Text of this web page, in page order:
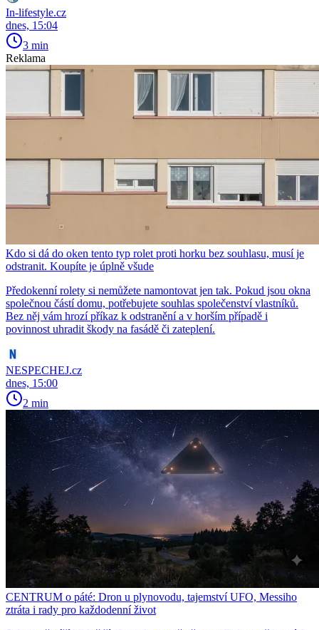
In-lifestyle.cz
dnes, 15:04
3 min
Reklama
Kdo si dá do oken tento typ rolet proti horku bez souhlasu, musí je
odstranit. Koupíte je úplně všude
Předokenní rolety si nemůžete namontovat jen tak. Pokud jsou okna
společnou částí domu, potřebujete souhlas společenství vlastníků.
Bez něj vám hrozí příkaz k odstranění a v horším případě i
povinnost uhradit škody na fasádě či zateplení.
NESPECHEJ.cz
dnes, 15:00
2 min
CENTRUM o páté: Dron u plynovodu, tajemství UFO, Messiho
ztráta i rady pro každodenní život